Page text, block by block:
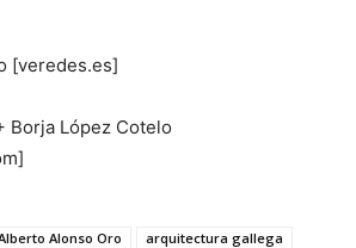
[veredes.es]
Borja López Cotelo
Alonso Oro
arquitectura gallega